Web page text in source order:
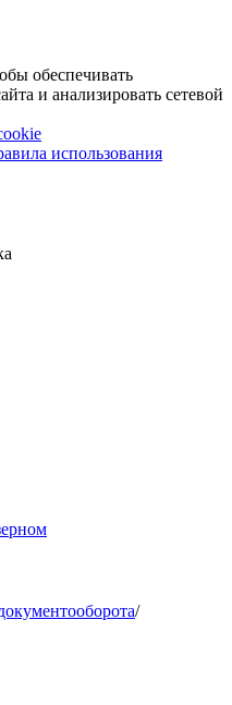
обеспечивать
и анализировать сетевой
использования
/